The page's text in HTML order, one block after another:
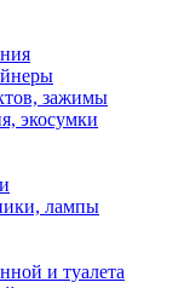
зажимы
экосумки
лампы
и туалета